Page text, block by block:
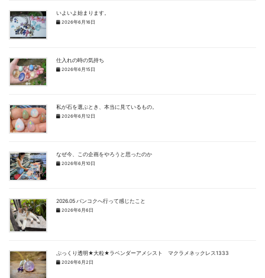
いよいよ始まります。
2026年6月16日
仕入れの時の気持ち
2026年6月15日
私が石を選ぶとき、本当に見ているもの。
2026年6月12日
なぜ今、この企画をやろうと思ったのか
2026年6月10日
2026.05 バンコクへ行って感じたこと
2026年6月6日
ぷっくり透明★大粒★ラベンダーアメシスト マクラメネックレス1333
2026年6月2日